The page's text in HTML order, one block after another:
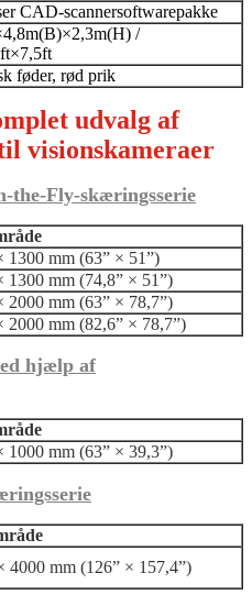
CAD-scannersoftwarepakke
/
føder, rød prik
udvalg af
visionskameraer
the-Fly-skæringsserie
1300 mm (63” × 51”)
1300 mm (74,8” × 51”)
2000 mm (63” × 78,7”)
2000 mm (82,6” × 78,7”)
hjælp af
1000 mm (63” × 39,3”)
4000 mm (126” × 157,4”)